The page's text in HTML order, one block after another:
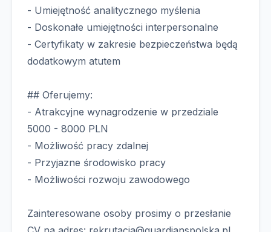
- Umiejętność analitycznego myślenia
- Doskonałe umiejętności interpersonalne
- Certyfikaty w zakresie bezpieczeństwa będą
dodatkowym atutem
## Oferujemy:
- Atrakcyjne wynagrodzenie w przedziale
5000 - 8000 PLN
- Możliwość pracy zdalnej
- Przyjazne środowisko pracy
- Możliwości rozwoju zawodowego
Zainteresowane osoby prosimy o przesłanie